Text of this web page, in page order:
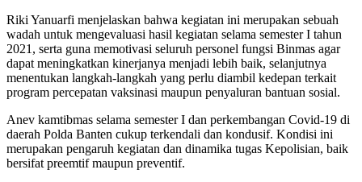
Riki Yanuarfi menjelaskan bahwa kegiatan ini merupakan sebuah
wadah untuk mengevaluasi hasil kegiatan selama semester I tahun
2021, serta guna memotivasi seluruh personel fungsi Binmas agar
dapat meningkatkan kinerjanya menjadi lebih baik, selanjutnya
menentukan langkah-langkah yang perlu diambil kedepan terkait
program percepatan vaksinasi maupun penyaluran bantuan sosial.
Anev kamtibmas selama semester I dan perkembangan Covid-19 di
daerah Polda Banten cukup terkendali dan kondusif. Kondisi ini
merupakan pengaruh kegiatan dan dinamika tugas Kepolisian, baik
bersifat preemtif maupun preventif.